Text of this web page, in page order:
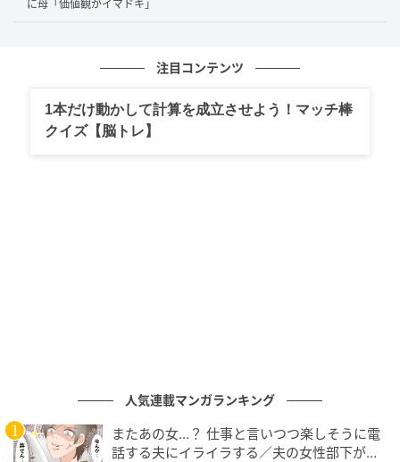
に母「価値観がイマドキ」
注目コンテンツ
1本だけ動かして計算を成立させよう！マッチ棒
クイズ【脳トレ】
人気連載マンガランキング
またあの女…？ 仕事と言いつつ楽しそうに電
話する夫にイライラする／夫の女性部下が気